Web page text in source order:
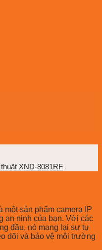
XND-8081RF
một sản phẩm camera IP
an ninh của bạn. Với các
đầu, nó mang lại sự tự
dõi và bảo vệ môi trường